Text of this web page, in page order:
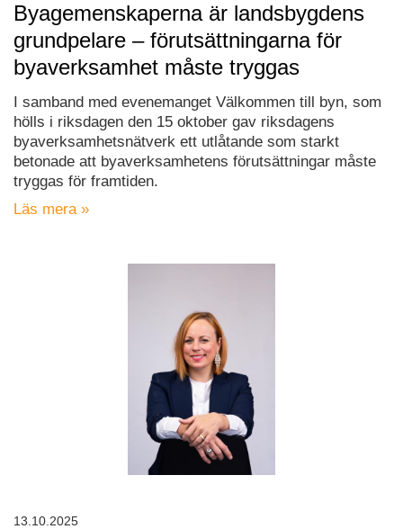
Byagemenskaperna är landsbygdens
grundpelare – förutsättningarna för
byaverksamhet måste tryggas
I samband med evenemanget Välkommen till byn, som
hölls i riksdagen den 15 oktober gav riksdagens
byaverksamhetsnätverk ett utlåtande som starkt
betonade att byaverksamhetens förutsättningar måste
tryggas för framtiden.
Läs mera »
13.10.2025